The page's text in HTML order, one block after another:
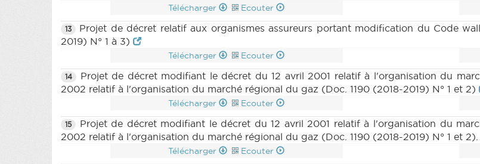
Télécharger Ecouter
13
Projet de décret relatif aux organismes assureurs portant modification du Code
2019) N° 1 à 3)
Télécharger Ecouter
14
Projet de décret modifiant le décret du 12 avril 2001 relatif à l'organisation du
2002 relatif à l'organisation du marché régional du gaz (Doc. 1190 (2018-2019) N° 1 et 2)
Télécharger Ecouter
15
Projet de décret modifiant le décret du 12 avril 2001 relatif à l'organisation du
2002 relatif à l'organisation du marché régional du gaz (Doc. 1190 (2018-2019) N° 1 et
Télécharger Ecouter